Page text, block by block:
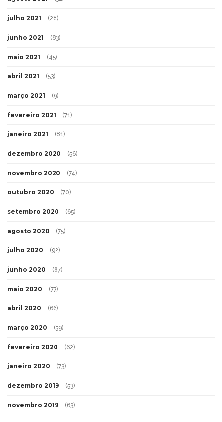
julho 2021 (28)
junho 2021 (83)
maio 2021 (45)
abril 2021 (53)
março 2021 (9)
fevereiro 2021 (71)
janeiro 2021 (81)
dezembro 2020 (56)
novembro 2020 (74)
outubro 2020 (70)
setembro 2020 (65)
agosto 2020 (75)
julho 2020 (92)
junho 2020 (87)
maio 2020 (77)
abril 2020 (66)
março 2020 (59)
fevereiro 2020 (62)
janeiro 2020 (73)
dezembro 2019 (53)
novembro 2019 (63)